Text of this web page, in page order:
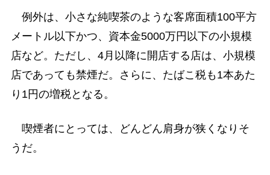
例外は、小さな純喫茶のような客席面積100平方
メートル以下かつ、資本金5000万円以下の小規模
店など。ただし、4月以降に開店する店は、小規模
店であっても禁煙だ。さらに、たばこ税も1本あた
り1円の増税となる。
喫煙者にとっては、どんどん肩身が狭くなりそ
うだ。